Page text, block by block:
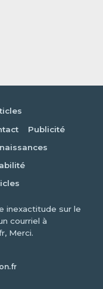
Publicité
inexactitude sur le
courriel à
Merci.